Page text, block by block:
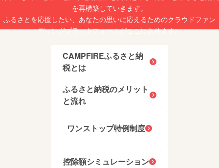
を再構築していきます。
ふるさとを応援したい、あなたの思いに応えるためのクラウドファン
ディングプラットフォームがここにあります。
CAMPFIREふるさと納
税とは
ふるさと納税のメリット
と流れ
ワンストップ特例制度
控除額シミュレーション